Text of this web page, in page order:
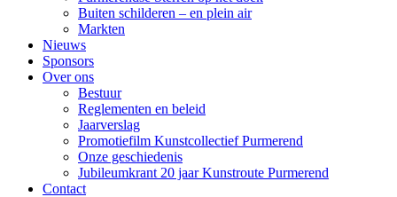
Buiten schilderen – en plein air
Markten
Nieuws
Sponsors
Over ons
Bestuur
Reglementen en beleid
Jaarverslag
Promotiefilm Kunstcollectief Purmerend
Onze geschiedenis
Jubileumkrant 20 jaar Kunstroute Purmerend
Contact